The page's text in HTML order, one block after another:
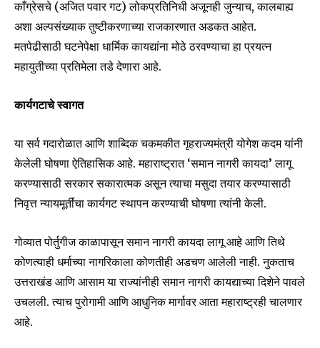
काँग्रेसचे (अजित पवार गट) लोकप्रतिनिधी अजूनही जुन्याच, कालबाह्य
अशा अल्पसंख्याक तुष्टीकरणाच्या राजकारणात अडकत आहेत.
मतपेढीसाठी घटनेपेक्षा धार्मिक कायद्यांना मोठे ठरवण्याचा हा प्रयत्न
महायुतीच्या प्रतिमेला तडे देणारा आहे.
कार्यगटाचे स्वागत
या सर्व गदारोळात आणि शाब्दिक चकमकीत गृहराज्यमंत्री योगेश कदम यांनी
केलेली घोषणा ऐतिहासिक आहे. महाराष्ट्रात ‘समान नागरी कायदा’ लागू
करण्यासाठी सरकार सकारात्मक असून त्याचा मसुदा तयार करण्यासाठी
निवृत्त न्यायमूर्तींचा कार्यगट स्थापन करण्याची घोषणा त्यांनी केली.
गोव्यात पोर्तुगीज काळापासून समान नागरी कायदा लागू आहे आणि तिथे
कोणत्याही धर्माच्या नागरिकाला कोणतीही अडचण आलेली नाही. नुकताच
उत्तराखंड आणि आसाम या राज्यांनीही समान नागरी कायद्याच्या दिशेने पावले
उचलली. त्याच पुरोगामी आणि आधुनिक मार्गावर आता महाराष्ट्रही चालणार
आहे.